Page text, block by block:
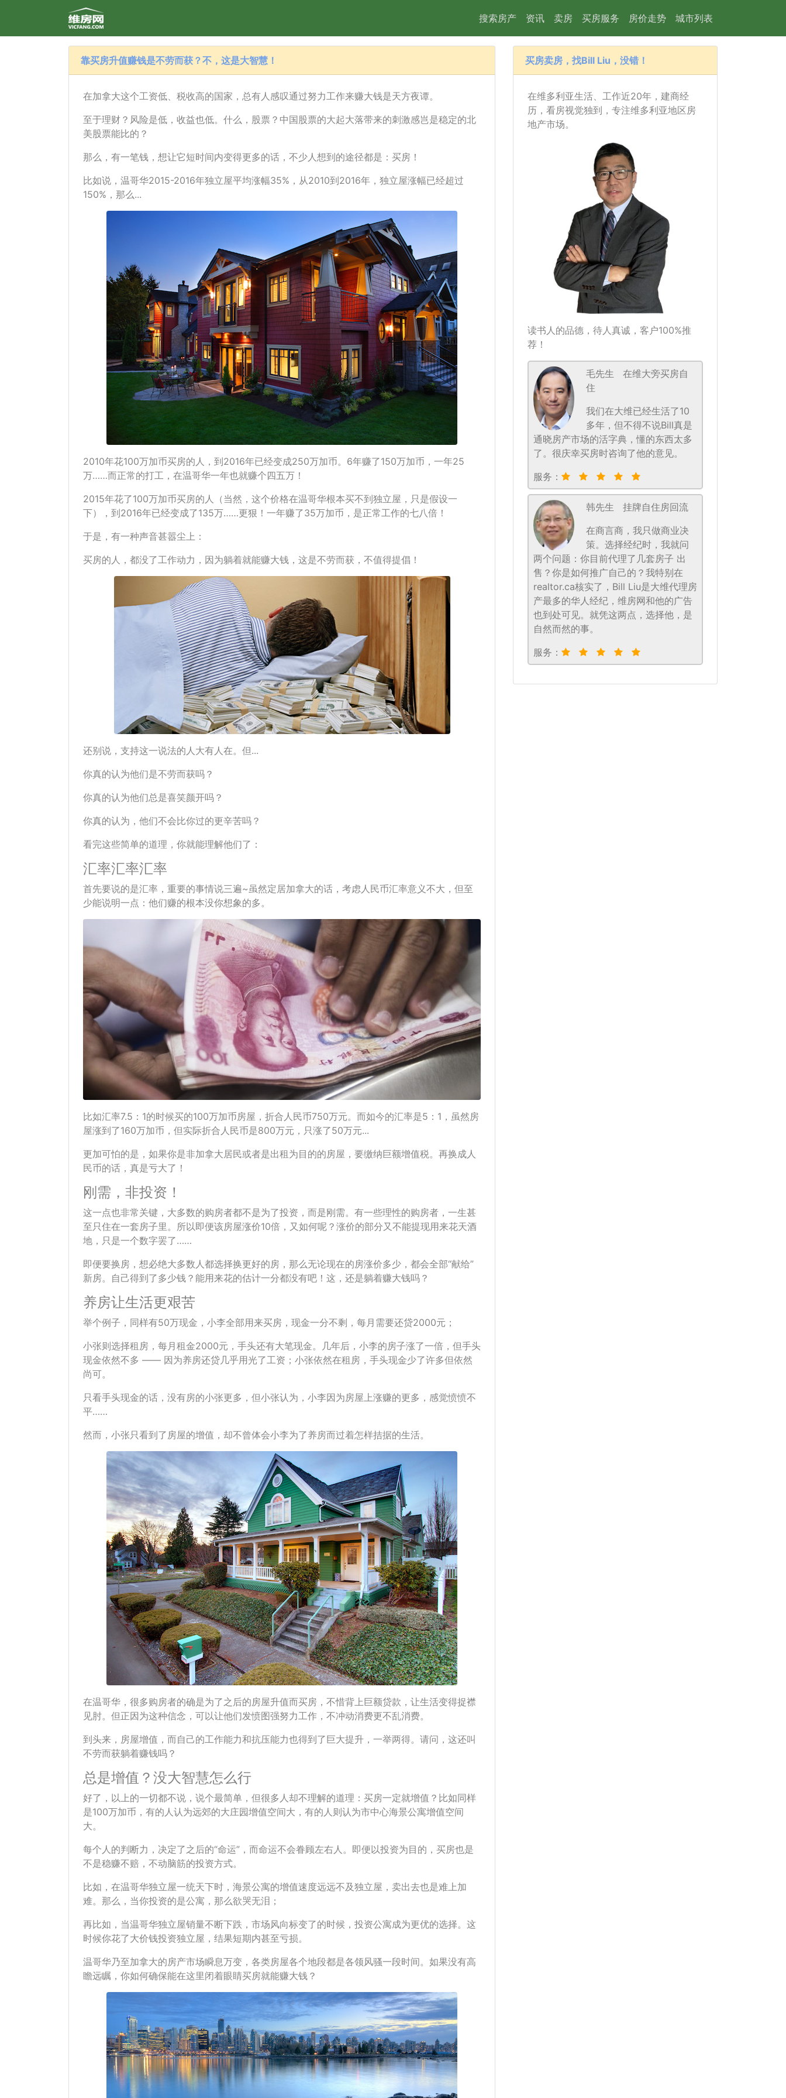
搜索房产 资讯 卖房 买房服务 房价走势 城市列表
靠买房升值赚钱是不劳而获？不，这是大智慧！
在加拿大这个工资低、税收高的国家，总有人感叹通过努力工作来赚大钱是天方夜谭。
至于理财？风险是低，收益也低。什么，股票？中国股票的大起大落带来的刺激感岂是稳定的北
美股票能比的？
那么，有一笔钱，想让它短时间内变得更多的话，不少人想到的途径都是：买房！
比如说，温哥华2015-2016年独立屋平均涨幅35%，从2010到2016年，独立屋涨幅已经超过
150%，那么...
2010年花100万加币买房的人，到2016年已经变成250万加币。6年赚了150万加币，一年25
万……而正常的打工，在温哥华一年也就赚个四五万！
2015年花了100万加币买房的人（当然，这个价格在温哥华根本买不到独立屋，只是假设一
下），到2016年已经变成了135万……更狠！一年赚了35万加币，是正常工作的七八倍！
于是，有一种声音甚嚣尘上：
买房的人，都没了工作动力，因为躺着就能赚大钱，这是不劳而获，不值得提倡！
还别说，支持这一说法的人大有人在。但...
你真的认为他们是不劳而获吗？
你真的认为他们总是喜笑颜开吗？
你真的认为，他们不会比你过的更辛苦吗？
看完这些简单的道理，你就能理解他们了：
汇率汇率汇率
首先要说的是汇率，重要的事情说三遍~虽然定居加拿大的话，考虑人民币汇率意义不大，但至
少能说明一点：他们赚的根本没你想象的多。
比如汇率7.5：1的时候买的100万加币房屋，折合人民币750万元。而如今的汇率是5：1，虽然房
屋涨到了160万加币，但实际折合人民币是800万元，只涨了50万元...
更加可怕的是，如果你是非加拿大居民或者是出租为目的的房屋，要缴纳巨额增值税。再换成人
民币的话，真是亏大了！
刚需，非投资！
这一点也非常关键，大多数的购房者都不是为了投资，而是刚需。有一些理性的购房者，一生甚
至只住在一套房子里。所以即便该房屋涨价10倍，又如何呢？涨价的部分又不能提现用来花天酒
地，只是一个数字罢了……
即便要换房，想必绝大多数人都选择换更好的房，那么无论现在的房涨价多少，都会全部“献给”
新房。自己得到了多少钱？能用来花的估计一分都没有吧！这，还是躺着赚大钱吗？
养房让生活更艰苦
举个例子，同样有50万现金，小李全部用来买房，现金一分不剩，每月需要还贷2000元；
小张则选择租房，每月租金2000元，手头还有大笔现金。几年后，小李的房子涨了一倍，但手头
现金依然不多 —— 因为养房还贷几乎用光了工资；小张依然在租房，手头现金少了许多但依然
尚可。
只看手头现金的话，没有房的小张更多，但小张认为，小李因为房屋上涨赚的更多，感觉愤愤不
平……
然而，小张只看到了房屋的增值，却不曾体会小李为了养房而过着怎样拮据的生活。
在温哥华，很多购房者的确是为了之后的房屋升值而买房，不惜背上巨额贷款，让生活变得捉襟
见肘。但正因为这种信念，可以让他们发愤图强努力工作，不冲动消费更不乱消费。
到头来，房屋增值，而自己的工作能力和抗压能力也得到了巨大提升，一举两得。请问，这还叫
不劳而获躺着赚钱吗？
总是增值？没大智慧怎么行
好了，以上的一切都不说，说个最简单，但很多人却不理解的道理：买房一定就增值？比如同样
是100万加币，有的人认为远郊的大庄园增值空间大，有的人则认为市中心海景公寓增值空间
大。
每个人的判断力，决定了之后的“命运”，而命运不会眷顾左右人。即便以投资为目的，买房也是
不是稳赚不赔，不动脑筋的投资方式。
比如，在温哥华独立屋一统天下时，海景公寓的增值速度远远不及独立屋，卖出去也是难上加
难。那么，当你投资的是公寓，那么欲哭无泪；
再比如，当温哥华独立屋销量不断下跌，市场风向标变了的时候，投资公寓成为更优的选择。这
时候你花了大价钱投资独立屋，结果短期内甚至亏损。
温哥华乃至加拿大的房产市场瞬息万变，各类房屋各个地段都是各领风骚一段时间。如果没有高
瞻远瞩，你如何确保能在这里闭着眼睛买房就能赚大钱？
买房卖房，找Bill Liu，没错！
在维多利亚生活、工作近20年，建商经
历，看房视觉独到，专注维多利亚地区房
地产市场。
读书人的品德，待人真诚，客户100%推
荐！
毛先生
在维大旁买房自
住
我们在大维已经生活了10
多年，但不得不说Bill真是
通晓房产市场的活字典，懂的东西太多
了。很庆幸买房时咨询了他的意见。
服务：
韩先生
挂牌自住房回流
在商言商，我只做商业决
策。选择经纪时，我就问
两个问题：你目前代理了几套房子 出
售？你是如何推广自己的？我特别在
realtor.ca核实了，Bill Liu是大维代理房
产最多的华人经纪，维房网和他的广告
也到处可见。就凭这两点，选择他，是
自然而然的事。
服务：